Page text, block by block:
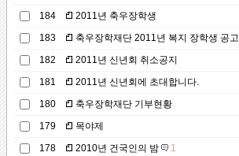
184
2011년 축우장학생
183
축우장학재단 2011년 복지 장학생 공고
182
2011년 신년회 취소공지
181
2011년 신년회에 초대합니다.
180
축우장학재단 기부현황
179
목야제
178
2010년 건국인의 밤
1